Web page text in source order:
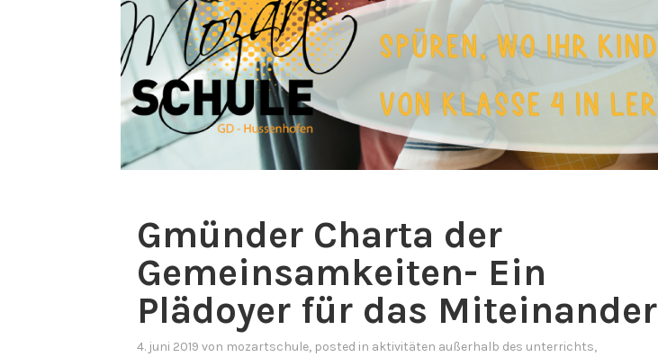
Gmünder Charta der
Gemeinsamkeiten- Ein
Plädoyer für das Miteinander
4. juni 2019 von mozartschule, posted in aktivitäten außerhalb des unterrichts,